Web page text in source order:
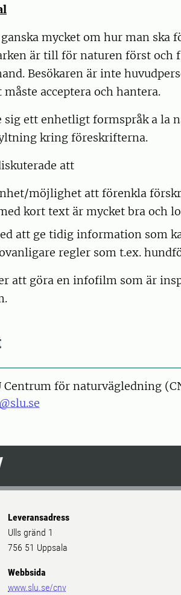
mycket om hur man ska
är till för naturen först och
Besökaren är inte
acceptera och hantera.
sig ett enhetligt formspråk a la
kring föreskrifterna.
att
möjlighet att förenkla
kort text är mycket bra och
att ge tidig information som
regler som t.ex.
att göra en infofilm som är
Centrum för naturvägledning
Leveransadress
Ulls gränd 1
756 51 Uppsala
Webbsida
www.slu.se/cnv